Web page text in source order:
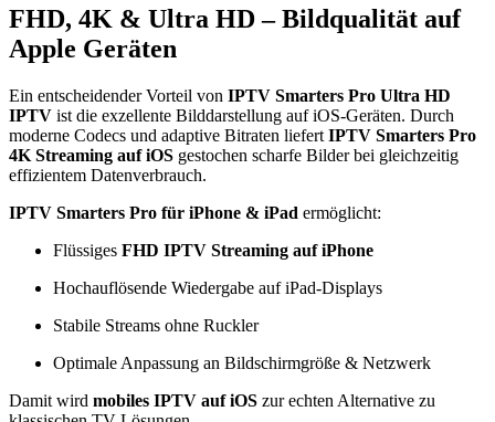
FHD, 4K & Ultra HD – Bildqualität auf
Apple Geräten
Ein entscheidender Vorteil von IPTV Smarters Pro Ultra HD
IPTV ist die exzellente Bilddarstellung auf iOS-Geräten. Durch
moderne Codecs und adaptive Bitraten liefert IPTV Smarters Pro
4K Streaming auf iOS gestochen scharfe Bilder bei gleichzeitig
effizientem Datenverbrauch.
IPTV Smarters Pro für iPhone & iPad ermöglicht:
Flüssiges FHD IPTV Streaming auf iPhone
Hochauflösende Wiedergabe auf iPad-Displays
Stabile Streams ohne Ruckler
Optimale Anpassung an Bildschirmgröße & Netzwerk
Damit wird mobiles IPTV auf iOS zur echten Alternative zu